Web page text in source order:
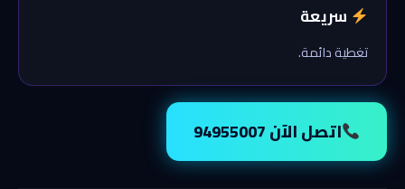
سريعة
تغطية دائمة.
اتصل الآن 94955007